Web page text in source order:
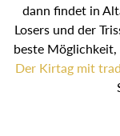
dann findet in
Losers und der
beste Möglichkeit,
Der Kirtag mit